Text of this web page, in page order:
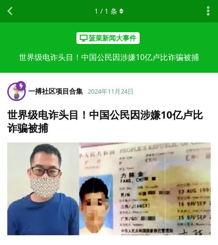
菠菜新闻大事件
世界级电诈头目！中国公民因涉嫌10亿卢比诈骗被捕
1 / 1 条
一搏社区项目合集 2024年11月24日
世界级电诈头目！中国公民因涉嫌10亿卢比
诈骗被捕